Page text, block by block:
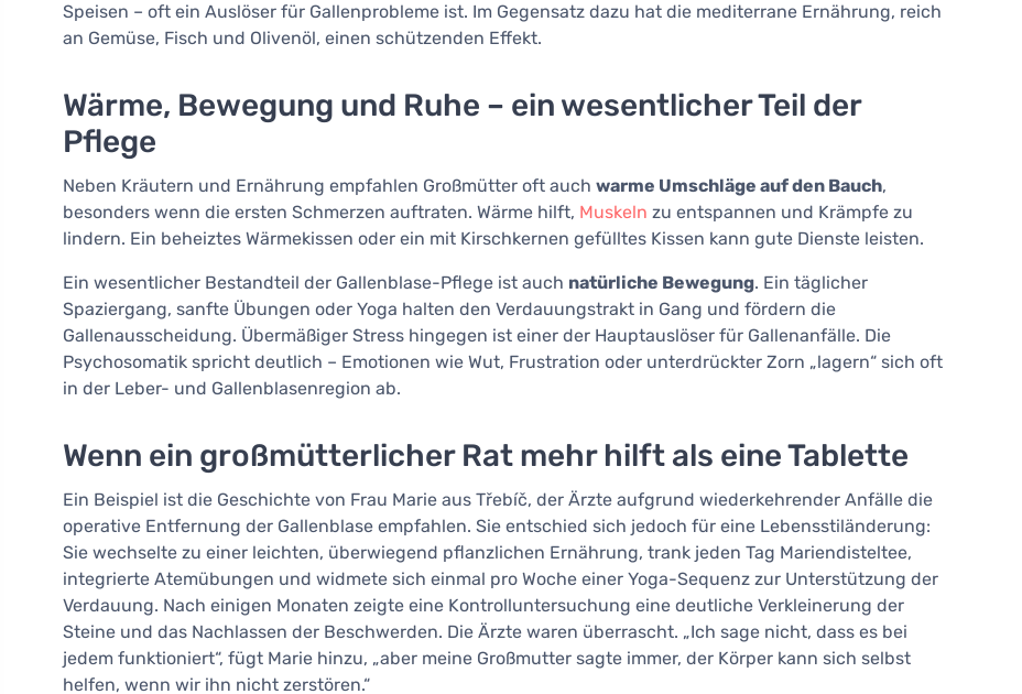
Speisen – oft ein Auslöser für Gallenprobleme ist. Im Gegensatz dazu hat die mediterrane Ernährung, reich
an Gemüse, Fisch und Olivenöl, einen schützenden Effekt.
Wärme, Bewegung und Ruhe – ein wesentlicher Teil der
Pflege
Neben Kräutern und Ernährung empfahlen Großmütter oft auch warme Umschläge auf den Bauch,
besonders wenn die ersten Schmerzen auftraten. Wärme hilft, Muskeln zu entspannen und Krämpfe zu
lindern. Ein beheiztes Wärmekissen oder ein mit Kirschkernen gefülltes Kissen kann gute Dienste leisten.
Ein wesentlicher Bestandteil der Gallenblase-Pflege ist auch natürliche Bewegung. Ein täglicher
Spaziergang, sanfte Übungen oder Yoga halten den Verdauungstrakt in Gang und fördern die
Gallenausscheidung. Übermäßiger Stress hingegen ist einer der Hauptauslöser für Gallenanfälle. Die
Psychosomatik spricht deutlich – Emotionen wie Wut, Frustration oder unterdrückter Zorn „lagern“ sich oft
in der Leber- und Gallenblasenregion ab.
Wenn ein großmütterlicher Rat mehr hilft als eine Tablette
Ein Beispiel ist die Geschichte von Frau Marie aus Třebíč, der Ärzte aufgrund wiederkehrender Anfälle die
operative Entfernung der Gallenblase empfahlen. Sie entschied sich jedoch für eine Lebensstiländerung:
Sie wechselte zu einer leichten, überwiegend pflanzlichen Ernährung, trank jeden Tag Mariendisteltee,
integrierte Atemübungen und widmete sich einmal pro Woche einer Yoga-Sequenz zur Unterstützung der
Verdauung. Nach einigen Monaten zeigte eine Kontrolluntersuchung eine deutliche Verkleinerung der
Steine und das Nachlassen der Beschwerden. Die Ärzte waren überrascht. „Ich sage nicht, dass es bei
jedem funktioniert“, fügt Marie hinzu, „aber meine Großmutter sagte immer, der Körper kann sich selbst
helfen, wenn wir ihn nicht zerstören.“